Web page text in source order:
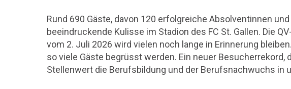
Rund 690 Gäste, davon 120 erfolgreiche Absolventinnen
beeindruckende Kulisse im Stadion des FC St. Gallen. Die
vom 2. Juli 2026 wird vielen noch lange in Erinnerung
so viele Gäste begrüsst werden. Ein neuer Besucherrekord,
Stellenwert die Berufsbildung und der Berufsnachwuchs in